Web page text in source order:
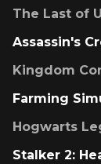
The Last of
Assassin's
Kingdom
Farming
Hogwarts
Stalker 2: